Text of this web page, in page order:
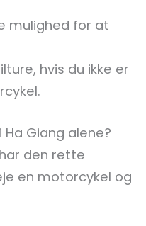
mulighed for at
hvis du ikke er
Giang alene?
den rette
en motorcykel og